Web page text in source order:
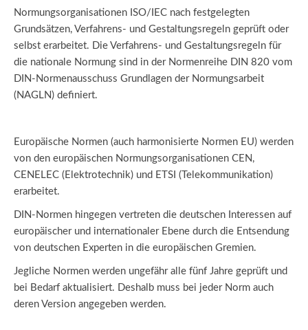
Normungsorganisationen ISO/IEC nach festgelegten
Grundsätzen, Verfahrens- und Gestaltungsregeln geprüft oder
selbst erarbeitet. Die Verfahrens- und Gestaltungsregeln für
die nationale Normung sind in der Normenreihe DIN 820 vom
DIN-Normenausschuss Grundlagen der Normungsarbeit
(NAGLN) definiert.
Europäische Normen (auch harmonisierte Normen EU) werden
von den europäischen Normungsorganisationen CEN,
CENELEC (Elektrotechnik) und ETSI (Telekommunikation)
erarbeitet.
DIN-Normen hingegen vertreten die deutschen Interessen auf
europäischer und internationaler Ebene durch die Entsendung
von deutschen Experten in die europäischen Gremien.
Jegliche Normen werden ungefähr alle fünf Jahre geprüft und
bei Bedarf aktualisiert. Deshalb muss bei jeder Norm auch
deren Version angegeben werden.